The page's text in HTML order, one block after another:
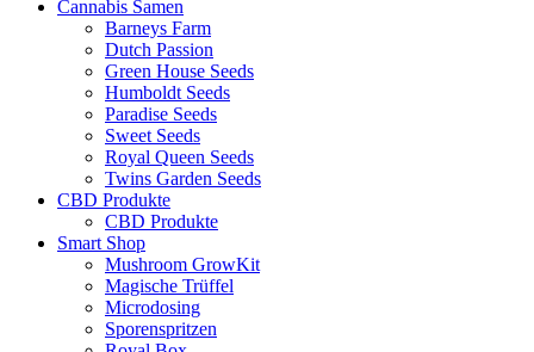
Cannabis Samen
Barneys Farm
Dutch Passion
Green House Seeds
Humboldt Seeds
Paradise Seeds
Sweet Seeds
Royal Queen Seeds
Twins Garden Seeds
CBD Produkte
CBD Produkte
Smart Shop
Mushroom GrowKit
Magische Trüffel
Microdosing
Sporenspritzen